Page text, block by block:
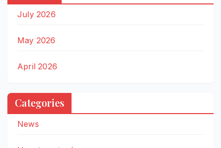
July 2026
May 2026
April 2026
Categories
News